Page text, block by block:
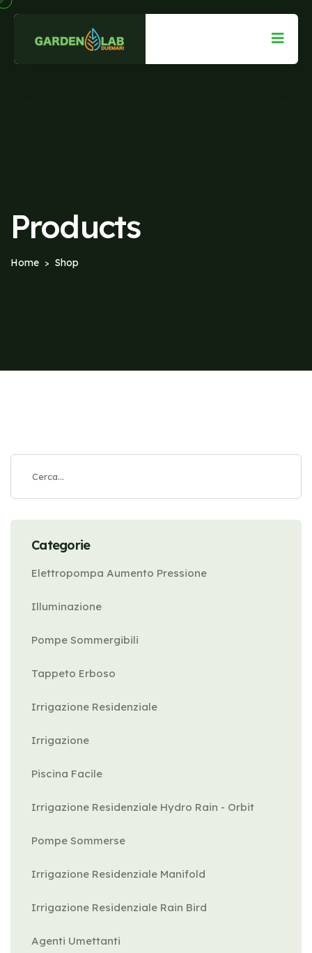
Products
Home > Shop
Categorie
Elettropompa Aumento Pressione
Illuminazione
Pompe Sommergibili
Tappeto Erboso
Irrigazione Residenziale
Irrigazione
Piscina Facile
Irrigazione Residenziale Hydro Rain - Orbit
Pompe Sommerse
Irrigazione Residenziale Manifold
Irrigazione Residenziale Rain Bird
Agenti Umettanti